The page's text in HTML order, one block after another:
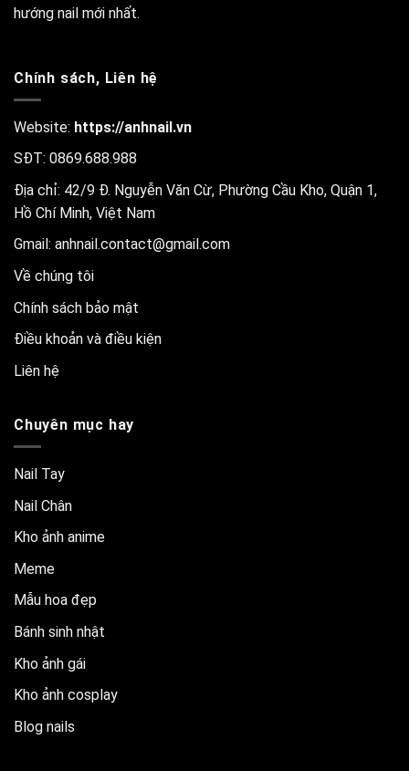
hướng nail mới nhất.
Chính sách, Liên hệ
Website: https://anhnail.vn
SĐT: 0869.688.988
Địa chỉ: 42/9 Đ. Nguyễn Văn Cừ, Phường Cầu Kho, Quận 1,
Hồ Chí Minh, Việt Nam
Gmail: anhnail.contact@gmail.com
Về chúng tôi
Chính sách bảo mật
Điều khoản và điều kiện
Liên hệ
Chuyên mục hay
Nail Tay
Nail Chân
Kho ảnh anime
Meme
Mẫu hoa đẹp
Bánh sinh nhật
Kho ảnh gái
Kho ảnh cosplay
Blog nails